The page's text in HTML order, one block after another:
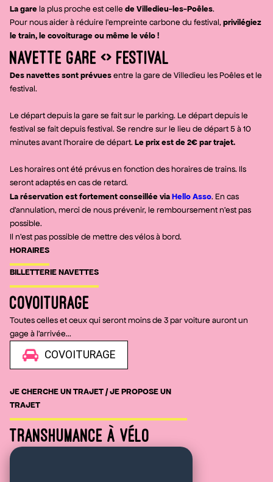
La gare la plus proche est celle de Villedieu-les-Poêles.
Pour nous aider à réduire l’empreinte carbone du festival, privilégiez
le train, le covoiturage ou même le vélo !
NAVETTE GARE <> FESTIVAL
Des navettes sont prévues entre la gare de Villedieu les Poêles et le
festival.
Le départ depuis la gare se fait sur le parking. Le départ depuis le
festival se fait depuis festival. Se rendre sur le lieu de départ 5 à 10
minutes avant l'horaire de départ. Le prix est de 2€ par trajet.
Les horaires ont été prévus en fonction des horaires de trains. Ils
seront adaptés en cas de retard.
La réservation est fortement conseillée viaHello Asso. En cas
d'annulation, merci de nous prévenir, le remboursement n'est pas
possible.
Il n'est pas possible de mettre des vélos à bord.
HORAIRES
BILLETTERIE NAVETTES
covoiturage
Toutes celles et ceux qui seront moins de 3 par voiture auront un
gage à l'arrivée...
JE CHERCHE UN TRAJET / JE PROPOSE UN
TRAJET
TRANSHUMANCE À VÉLO